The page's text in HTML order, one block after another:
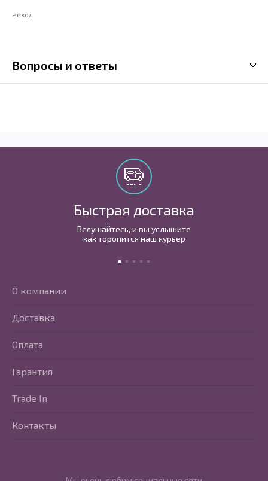
Чехол
Вопросы и ответы
Быстрая доставка
Вслушайтесь, и вы услышите
как торопится наш курьер
О компании
Доставка
Оплата
Гарантия
Trade In
Контакты